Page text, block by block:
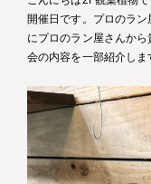
開催日です。プロのラ
にプロのラン屋さんか
会の内容を一部紹介しま